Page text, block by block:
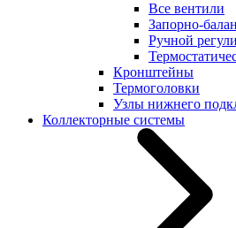
Все вентили
Запорно-
Ручной
Кронштейны
Термоголовки
Узлы нижнего
Коллекторные системы